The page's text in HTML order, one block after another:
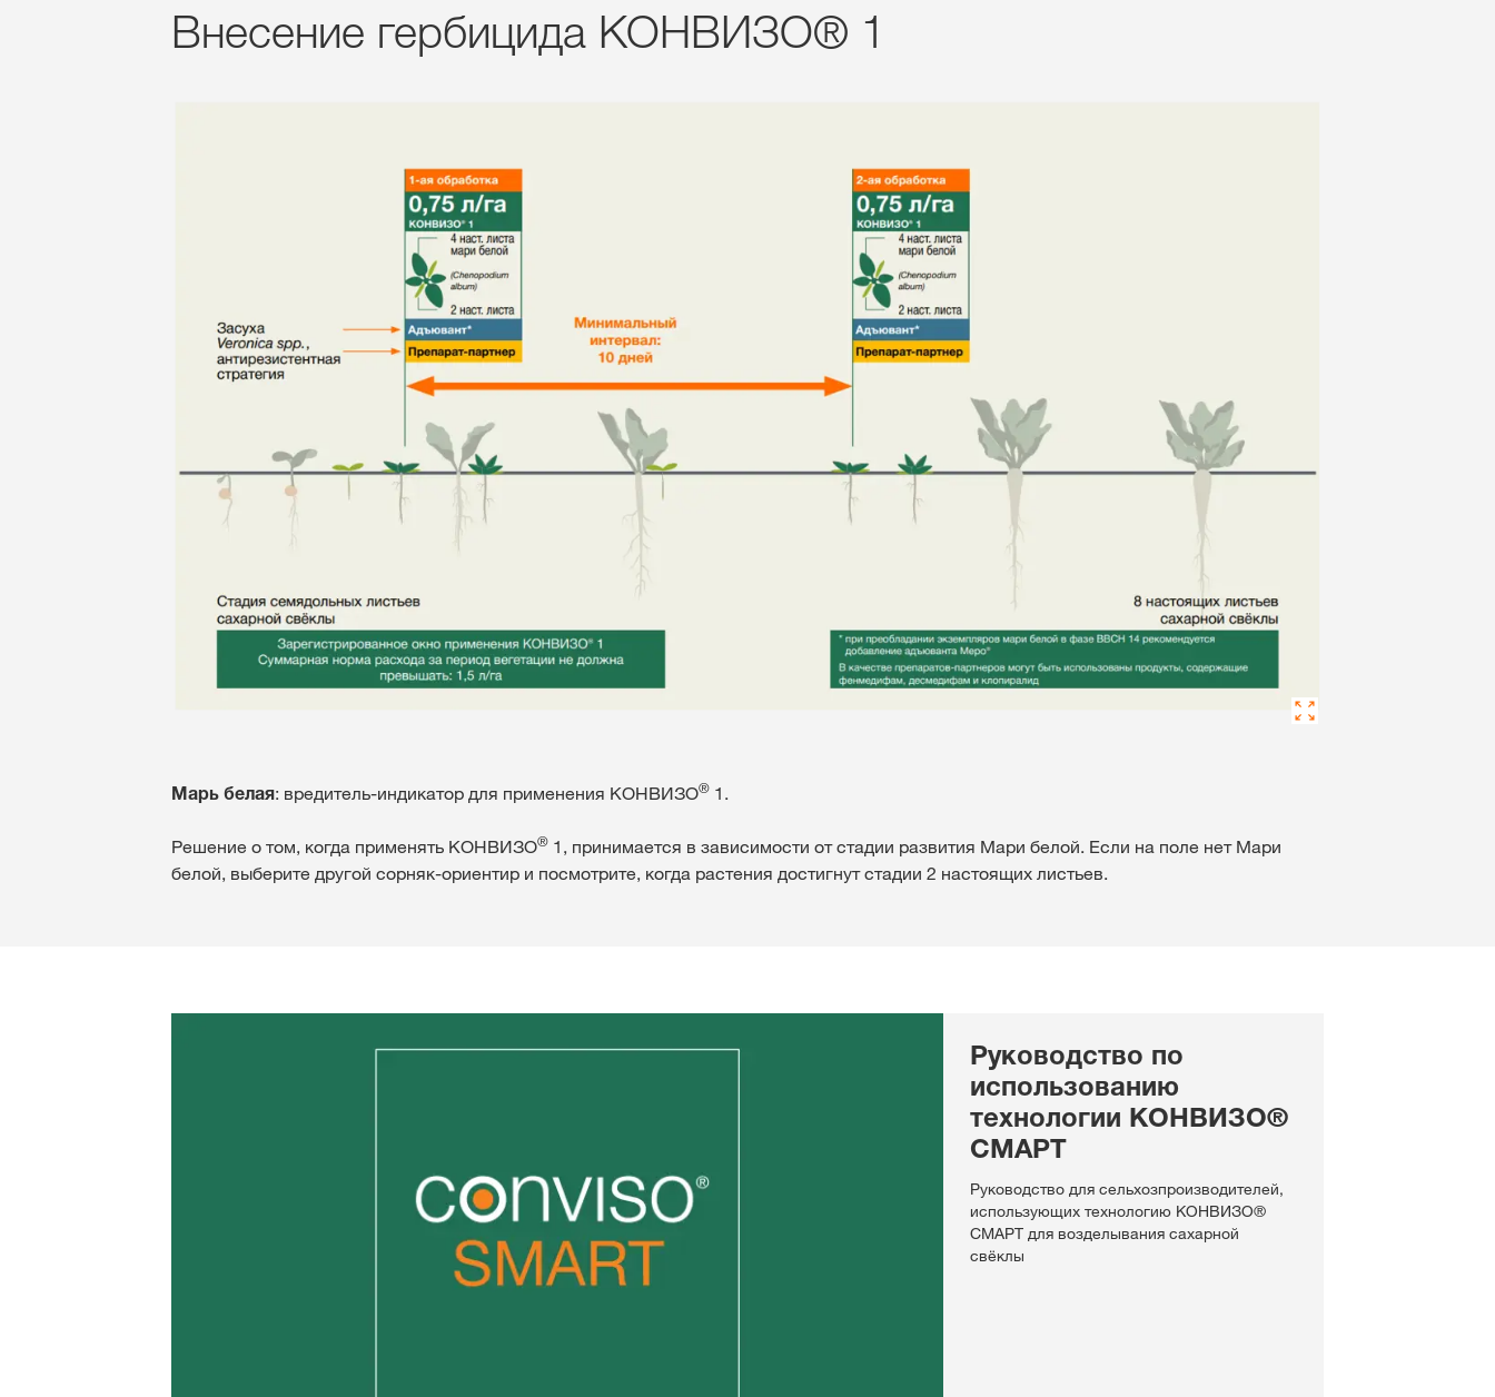
Внесение гербицида КОНВИЗО® 1
Марь белая: вредитель-индикатор для применения КОНВИЗO® 1.
Решение о том, когда применять КОНВИЗО® 1, принимается в зависимости от стадии развития Мари белой. Если на поле нет Мари
белой, выберите другой сорняк-ориентир и посмотрите, когда растения достигнут стадии 2 настоящих листьев.
Руководство по
использованию
технологии КОНВИЗО®
СМАРТ
Руководство для сельхозпроизводителей,
использующих технологию КОНВИЗО®
СМАРТ для возделывания сахарной
свёклы